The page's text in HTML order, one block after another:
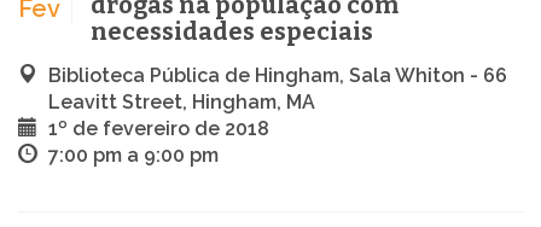
Fev
necessidades especiais
Biblioteca Pública de Hingham, Sala Whiton - 66
Leavitt Street, Hingham, MA
1º de fevereiro de 2018
7:00 pm a 9:00 pm